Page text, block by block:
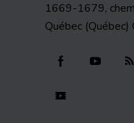
1669-1679,
Québec (Québec)